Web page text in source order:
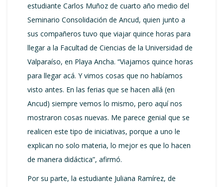
estudiante Carlos Muñoz de cuarto año medio del
Seminario Consolidación de Ancud, quien junto a
sus compañeros tuvo que viajar quince horas para
llegar a la Facultad de Ciencias de la Universidad de
Valparaíso, en Playa Ancha. “Viajamos quince horas
para llegar acá. Y vimos cosas que no habíamos
visto antes. En las ferias que se hacen allá (en
Ancud) siempre vemos lo mismo, pero aquí nos
mostraron cosas nuevas. Me parece genial que se
realicen este tipo de iniciativas, porque a uno le
explican no solo materia, lo mejor es que lo hacen
de manera didáctica”, afirmó.
Por su parte, la estudiante Juliana Ramírez, de